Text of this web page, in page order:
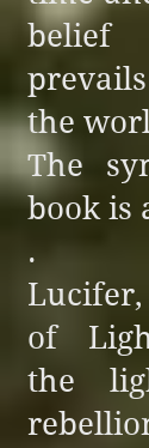
es bien
Por
Para
Si bien
es mal
Si bien
belief
the
The
book is
.
of
the